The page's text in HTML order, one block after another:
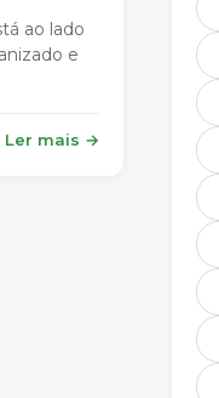
ao lado
e
Ler mais →